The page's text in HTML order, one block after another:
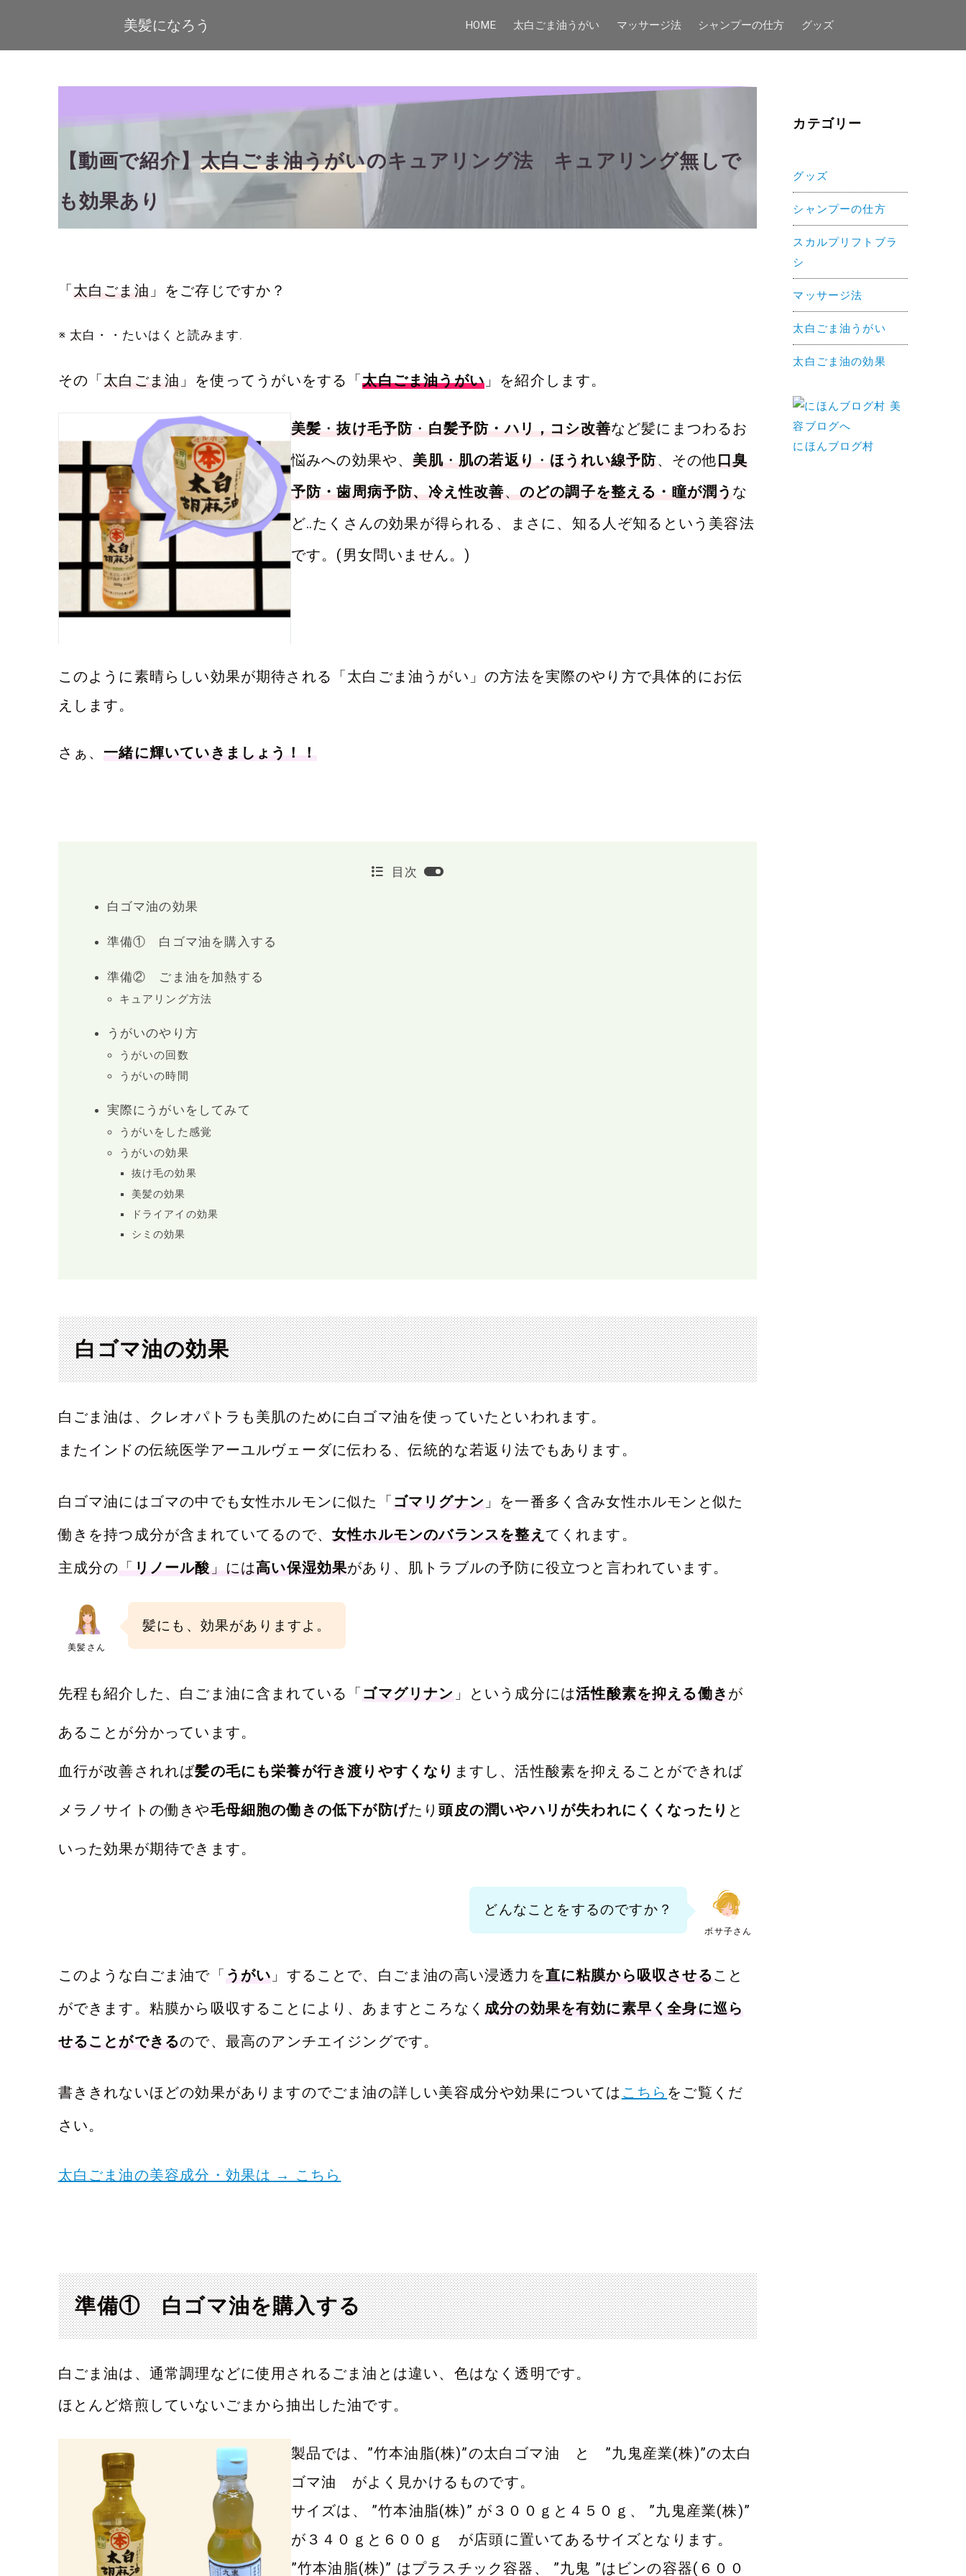
美髪になろう HOME 太白ごま油うがい マッサージ法 シャンプーの仕方 グッズ
【動画で紹介】 太白ごま油うがいのキュアリング法 キュアリング無しで
も効果あり
「太白ごま油 」をご存じですか？
※ 太白・・たいはくと読みます.
その「太白ごま油 」を使ってうがいをする「太白ごま油うがい」を紹介します。
美髪 ・抜け毛予防 ・ 白髪予防・ハリ，コシ改善など髪にまつわるお
悩みへの効果や、 美肌・ 肌の若返り ・ ほうれい線予防、その他口臭
予防・歯周病予防、冷え性改善、 のどの調子を整える・瞳が潤う な
ど‥たくさんの効果が得られる、まさに、知る人ぞ知るという美容法
です。(男女問いません。)
このように素晴らしい効果が期待される「太白ごま油うがい」の方法を実際のやり方で具体的にお伝
えします。
さぁ、 一緒に輝いていきましょう！！
目次
白ゴマ油の効果
準備① 白ゴマ油を購入する
準備② ごま油を加熱する
キュアリング方法
うがいのやり方
うがいの回数
うがいの時間
実際にうがいをしてみて
うがいをした感覚
うがいの効果
抜け毛の効果
美髪の効果
ドライアイの効果
シミの効果
白ゴマ油の効果
白ごま油は、クレオパトラも美肌のために白ゴマ油を使っていたといわれます。
またインドの伝統医学アーユルヴェーダに伝わる、伝統的な若返り法でもあります。
白ゴマ油にはゴマの中でも女性ホルモンに似た「 ゴマリグナン 」を一番多く含み女性ホルモンと似た
働きを持つ成分が含まれていてるので、女性ホルモンのバランスを整え てくれます。
主成分の 「 リノール酸 」には高い保湿効果があり、肌トラブルの予防に役立つと言われています。
美髪さん
髪にも、効果がありますよ。
先程も紹介した、白ごま油に含まれている「 ゴマグリナン 」という成分には活性酸素を抑える働き が
あることが分かっています。
血行が改善されれば髪の毛にも栄養が行き渡りやすくなり ますし、活性酸素を抑えることができれば
メラノサイトの働きや毛母細胞の働きの低下が防げたり頭皮の潤いやハリが失われにくくなったり と
いった効果が期待できます。
ボサ子さん
どんなことをするのですか？
このような白ごま油で「 うがい 」することで、白ごま油の高い浸透力を直に粘膜から吸収させること
ができます。粘膜から吸収することにより、あますところなく 成分の効果を有効に素早く全身に巡ら
せることができるので、最高のアンチエイジングです。
書ききれないほどの効果がありますのでごま油の詳しい美容成分や効果については こちら をご覧くだ
さい。
太白ごま油の美容成分・効果は → こちら
準備① 白ゴマ油を購入する
白ごま油は、通常調理などに使用されるごま油とは違い、色はなく透明です。
ほとんど焙煎していないごまから抽出した油です。
製品では、”竹本油脂(株)”の太白ゴマ油 と ”九鬼産業(株)”の太白
ゴマ油 がよく見かけるものです。
サイズは、 ”竹本油脂(株)” が３００ｇと４５０ｇ、 ”九鬼産業(株)”
が３４０ｇと６００ｇ が店頭に置いてあるサイズとなります。
”竹本油脂(株)” はプラスチック容器、 ”九鬼 ”はビンの容器(６００
カテゴリー
グッズ
シャンプーの仕方
スカルプリフトブラ
シ
マッサージ法
太白ごま油うがい
太白ごま油の効果
にほんブログ村